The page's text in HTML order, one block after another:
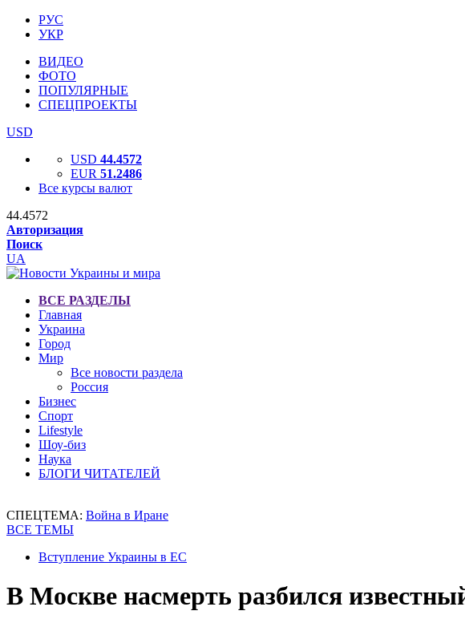
РУС
УКР
ВИДЕО
ФОТО
ПОПУЛЯРНЫЕ
СПЕЦПРОЕКТЫ
USD
USD 44.4572
EUR 51.2486
Все курсы валют
44.4572
Авторизация
Поиск
UA
ВСЕ РАЗДЕЛЫ
Главная
Украина
Город
Мир
Все новости раздела
Россия
Бизнес
Спорт
Lifestyle
Шоу-биз
Наука
БЛОГИ ЧИТАТЕЛЕЙ
СПЕЦТЕМА: Война в Иране
ВСЕ ТЕМЫ
Вступление Украины в ЕС
В Москве насмерть разбился